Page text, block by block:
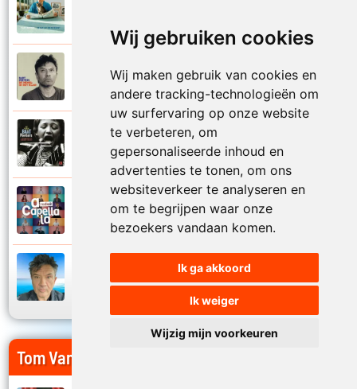
Wij gebruiken cookies
Wij maken gebruik van cookies en
andere tracking-technologieën om
uw surfervaring op onze website
te verbeteren, om
gepersonaliseerde inhoud en
advertenties te tonen, om ons
websiteverkeer te analyseren en
om te begrijpen waar onze
bezoekers vandaan komen.
Ik ga akkoord
Ik weiger
Wijzig mijn voorkeuren
Bart Peeters
Zo van die zomerdagen
Bart Peeters
Zonder woorden
Bart Peeters en Impact Vocals
Zwemmen in de zee
Zwemmen in de zee
2024
Tom Vanstiphout op Jouwradio